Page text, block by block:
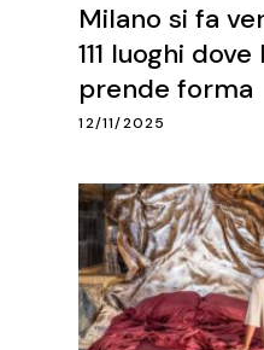
Milano si fa
111 luoghi
prende forma
12/11/2025